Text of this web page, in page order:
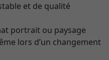
et de qualité
portrait ou paysage
lors d’un changement